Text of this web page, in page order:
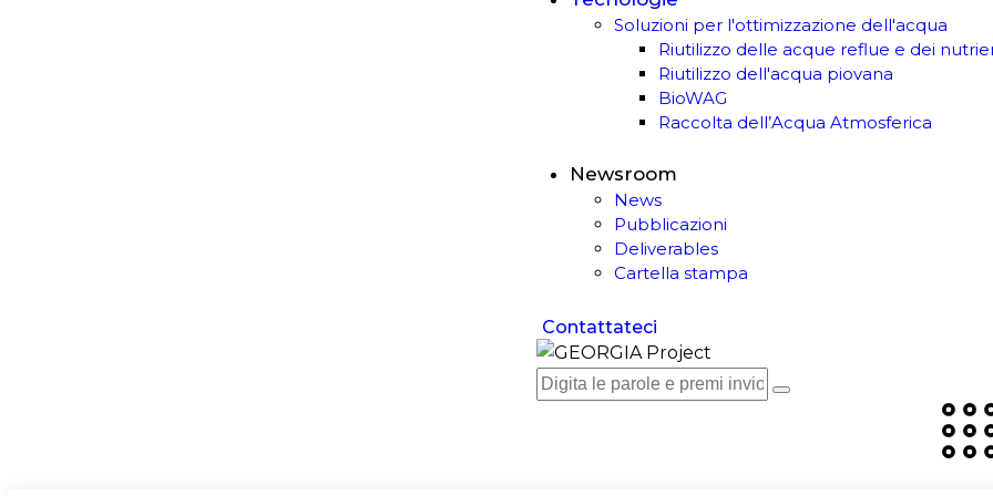
Soluzioni per l'ottimizzazione dell'acqua
Riutilizzo delle acque reflue e dei
Riutilizzo dell'acqua piovana
BioWAG
Raccolta dell’Acqua Atmosferica
Newsroom
News
Pubblicazioni
Deliverables
Cartella stampa
Contattateci